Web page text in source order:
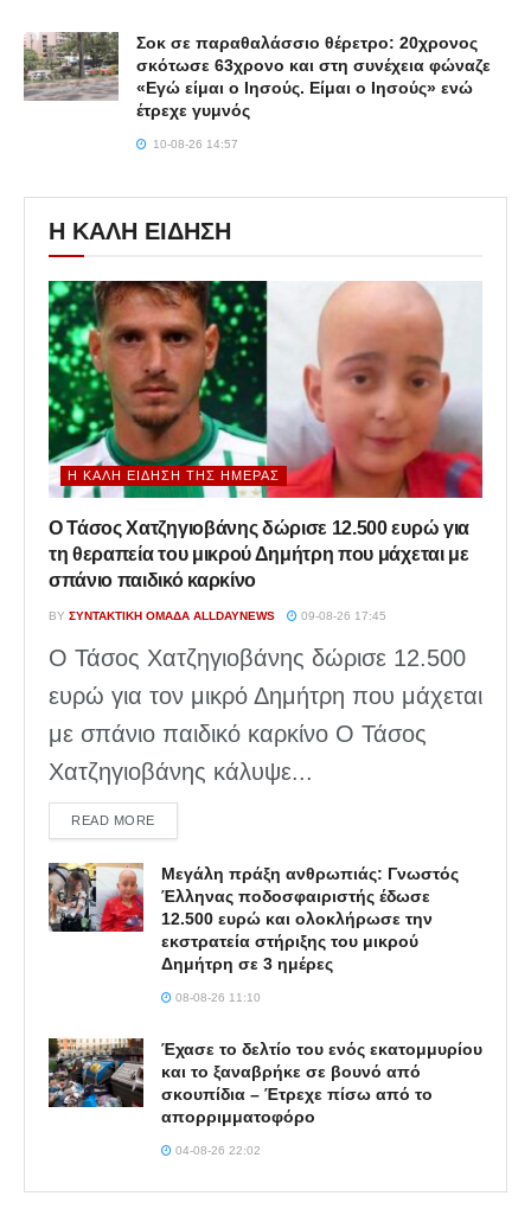
Σοκ σε παραθαλάσσιο θέρετρο: 20χρονος
σκότωσε 63χρονο και στη συνέχεια φώναζε
«Εγώ είμαι ο Ιησούς. Είμαι ο Ιησούς» ενώ
έτρεχε γυμνός
10-08-26 14:57
Η ΚΑΛΗ ΕΙΔΗΣΗ
Η ΚΑΛΉ ΕΊΔΗΣΗ ΤΗΣ ΗΜΈΡΑΣ
Ο Τάσος Χατζηγιοβάνης δώρισε 12.500 ευρώ για
τη θεραπεία του μικρού Δημήτρη που μάχεται με
σπάνιο παιδικό καρκίνο
BY ΣΥΝΤΑΚΤΙΚΉ ΟΜΆΔΑ ALLDAYNEWS 09-08-26 17:45
Ο Τάσος Χατζηγιοβάνης δώρισε 12.500
ευρώ για τον μικρό Δημήτρη που μάχεται
με σπάνιο παιδικό καρκίνο Ο Τάσος
Χατζηγιοβάνης κάλυψε...
READ MOREDETAILS
Μεγάλη πράξη ανθρωπιάς: Γνωστός
Έλληνας ποδοσφαιριστής έδωσε
12.500 ευρώ και ολοκλήρωσε την
εκστρατεία στήριξης του μικρού
Δημήτρη σε 3 ημέρες
08-08-26 11:10
Έχασε το δελτίο του ενός εκατομμυρίου
και το ξαναβρήκε σε βουνό από
σκουπίδια – Έτρεχε πίσω από το
απορριμματοφόρο
04-08-26 22:02